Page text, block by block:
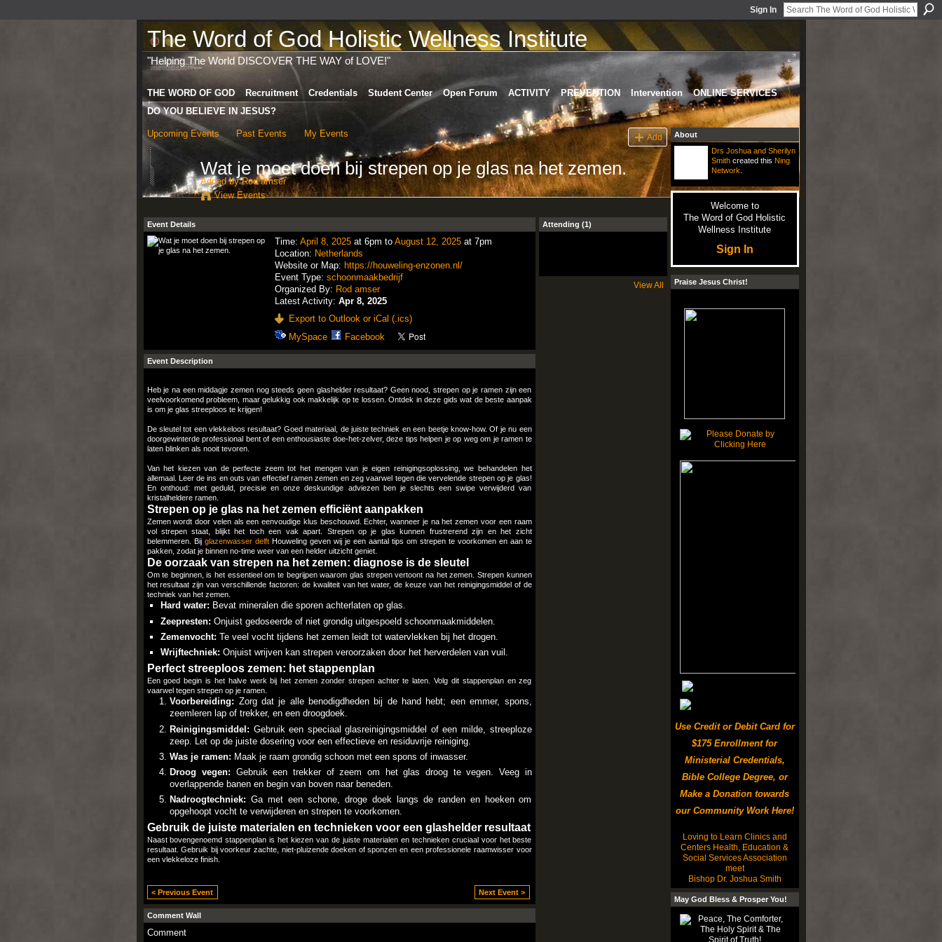
Sign In
The Word of God Holistic Wellness Institute
"Helping The World DISCOVER THE WAY of LOVE!"
THE WORD OF GOD Recruitment Credentials Student Center Open Forum ACTIVITY PREVENTION Intervention
ONLINE SERVICES
DO YOU BELIEVE IN JESUS?
Upcoming Events Past Events My Events Add
Wat je moet doen bij strepen op je glas na het zemen.​
Added byRod amser
View Events
Event Details
Time:April 8, 2025 at 6pm toAugust 12, 2025 at 7pm
Location: Netherlands
Website or Map: https://houweling-enzonen.nl/
Event Type:schoonmaakbedrijf
Organized By: Rod amser
Latest Activity:Apr 8, 2025
Export to Outlook or iCal (.ics)
MySpace
Facebook
Event Description
Heb je na een middagje zemen nog steeds geen glashelder resultaat? Geen nood, strepen op je ramen zijn een
veelvoorkomend probleem, maar gelukkig ook makkelijk op te lossen.​ Ontdek in deze gids wat de beste aanpak
is om je glas streeploos te krijgen!
De sleutel tot een vlekkeloos resultaat? Goed materiaal, de juiste techniek en een beetje know-how.​ Of je nu een
doorgewinterde professional bent of een enthousiaste doe-het-zelver, deze tips helpen je op weg om je ramen te
laten blinken als nooit tevoren.​
Van het kiezen van de perfecte zeem tot het mengen van je eigen reinigingsoplossing, we behandelen het
allemaal.​ Leer de ins en outs van effectief ramen zemen en zeg vaarwel tegen die vervelende strepen op je glas!
En onthoud: met geduld, precisie en onze deskundige adviezen ben je slechts een swipe verwijderd van
kristalheldere ramen.​
Strepen op je glas na het zemen efficiënt aanpakken
Zemen wordt door velen als een eenvoudige klus beschouwd.​ Echter, wanneer je na het zemen voor een raam
vol strepen staat, blijkt het toch een vak apart.​ Strepen op je glas kunnen frustrerend zijn en het zicht
belemmeren.​ Bij glazenwasser delftHouweling geven wij je een aantal tips om strepen te voorkomen en aan te
pakken, zodat je binnen no-time weer van een helder uitzicht geniet.​
De oorzaak van strepen na het zemen: diagnose is de sleutel
Om te beginnen, is het essentieel om te begrijpen waarom glas strepen vertoont na het zemen.​ Strepen kunnen
het resultaat zijn van verschillende factoren: de kwaliteit van het water, de keuze van het reinigingsmiddel of de
techniek van het zemen.​
Hard water: Bevat mineralen die sporen achterlaten op glas.​
Zeepresten: Onjuist gedoseerde of niet grondig uitgespoeld schoonmaakmiddelen.​
Zemenvocht: Te veel vocht tijdens het zemen leidt tot watervlekken bij het drogen.​
Wrijftechniek: Onjuist wrijven kan strepen veroorzaken door het herverdelen van vuil.​
Perfect streeploos zemen: het stappenplan
Een goed begin is het halve werk bij het zemen zonder strepen achter te laten.​ Volg dit stappenplan en zeg
vaarwel tegen strepen op je ramen.​
Voorbereiding: Zorg dat je alle benodigdheden bij de hand hebt; een emmer, spons,
zeemleren lap of trekker, en een droogdoek.​
Reinigingsmiddel: Gebruik een speciaal glasreinigingsmiddel of een milde, streeploze
zeep.​ Let op de juiste dosering voor een effectieve en residuvrije reiniging.​
Was je ramen: Maak je raam grondig schoon met een spons of inwasser.​
Droog vegen: Gebruik een trekker of zeem om het glas droog te vegen.​ Veeg in
overlappende banen en begin van boven naar beneden.​
Nadroogtechniek: Ga met een schone, droge doek langs de randen en hoeken om
opgehoopt vocht te verwijderen en strepen te voorkomen.​
Gebruik de juiste materialen en technieken voor een glashelder resultaat
Naast bovengenoemd stappenplan is het kiezen van de juiste materialen en technieken cruciaal voor het beste
resultaat.​ Gebruik bij voorkeur zachte, niet-pluizende doeken of sponzen en een professionele raamwisser voor
een vlekkeloze finish.​
< Previous Event Next Event >
Comment Wall
Comment
Attending (1)
View All
About
Drs Joshua and Sherilyn
Smithcreated this Ning
Network
Welcome to
The Word of God Holistic
Wellness Institute
Sign In
Praise Jesus Christ!
Use Credit or Debit Card for
$175 Enrollment for
Ministerial Credentials,
Bible College Degree, or
Make a Donation towards
our Community Work Here!
Loving to Learn Clinics and
Centers Health, Education &
Social Services Association
meet
Bishop Dr. Joshua Smith
May God Bless & Prosper You!